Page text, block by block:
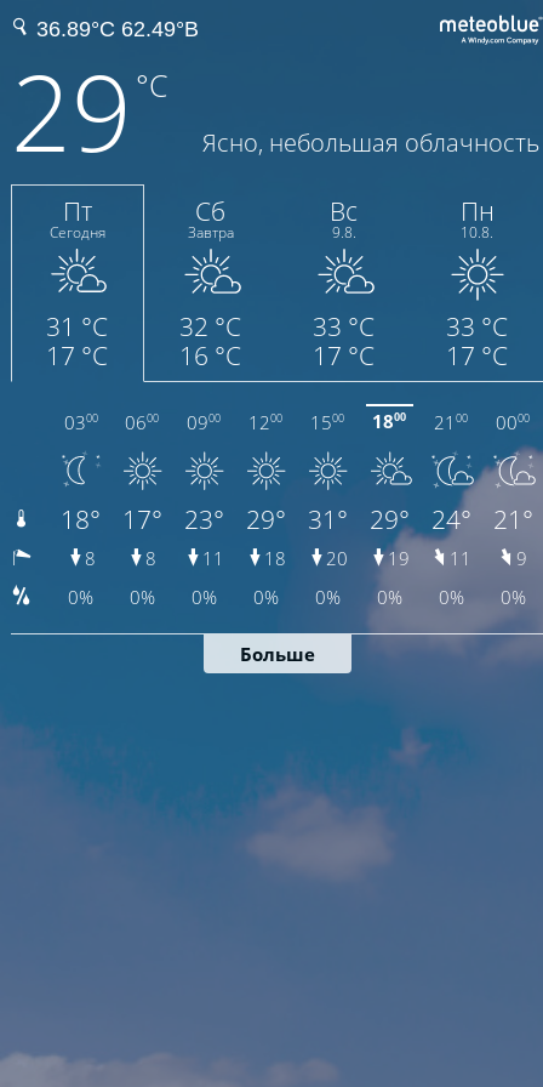
29 °C
Ясно, небольшая облачность
Пт
Сегодня
31 °C
17 °C
Сб
Завтра
32 °C
16 °C
Вс
9.8.
33 °C
17 °C
Пн
10.8.
33 °C
17 °C
0300 0600 0900 1200 1500 1800 2100 0000
18° 17° 23° 29° 31° 29° 24° 21°
8 8 11 18 20 19 11
9
0%
0% 0% 0% 0% 0% 0% 0%
Больше